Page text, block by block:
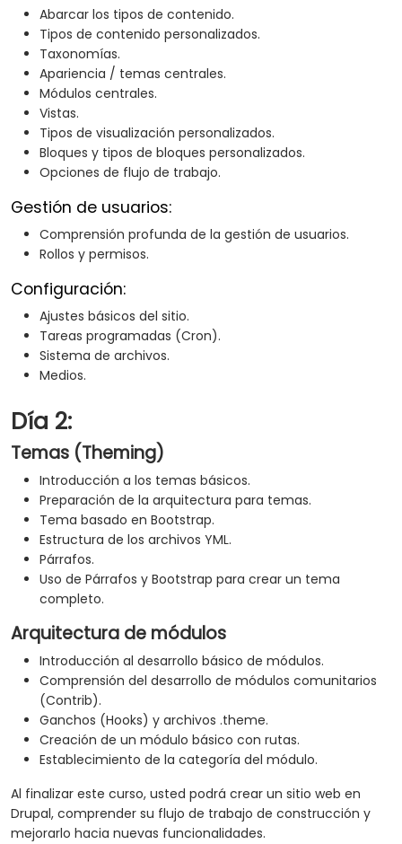
Abarcar los tipos de contenido.
Tipos de contenido personalizados.
Taxonomías.
Apariencia / temas centrales.
Módulos centrales.
Vistas.
Tipos de visualización personalizados.
Bloques y tipos de bloques personalizados.
Opciones de flujo de trabajo.
Gestión de usuarios:
Comprensión profunda de la gestión de usuarios.
Rollos y permisos.
Configuración:
Ajustes básicos del sitio.
Tareas programadas (Cron).
Sistema de archivos.
Medios.
Día 2:
Temas (Theming)
Introducción a los temas básicos.
Preparación de la arquitectura para temas.
Tema basado en Bootstrap.
Estructura de los archivos YML.
Párrafos.
Uso de Párrafos y Bootstrap para crear un tema
completo.
Arquitectura de módulos
Introducción al desarrollo básico de módulos.
Comprensión del desarrollo de módulos comunitarios
(Contrib).
Ganchos (Hooks) y archivos .theme.
Creación de un módulo básico con rutas.
Establecimiento de la categoría del módulo.
Al finalizar este curso, usted podrá crear un sitio web en
Drupal, comprender su flujo de trabajo de construcción y
mejorarlo hacia nuevas funcionalidades.